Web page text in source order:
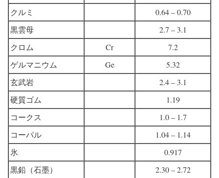
クルミ
0.64 – 0.70
黒雲母
2.7 – 3.1
クロム
Cr
7.2
ゲルマニウム
Ge
5.32
玄武岩
2.4 – 3.1
硬質ゴム
1.19
コークス
1.0 – 1.7
コーパル
1.04 – 1.14
氷
0.917
黒鉛（石墨）
2.30 – 2.72